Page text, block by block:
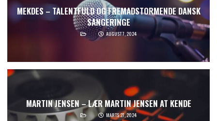
MEKDES – TALENTFULD OG FREMADSTORMENDE DANSK
SANGERINGE
AUGUST 7, 2024
MARTIN JENSEN – LÆR MARTIN JENSEN AT KENDE
MARTS 27, 2024